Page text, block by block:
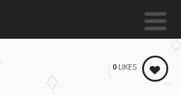
& NAVI) **** HOT (FEAT. NICK
0 LIKES